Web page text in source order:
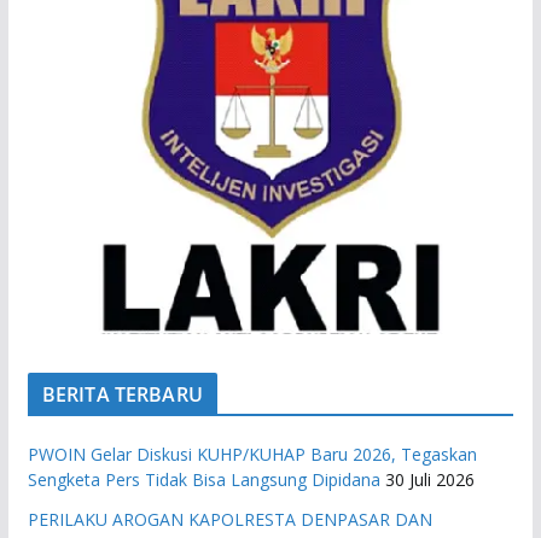
BERITA TERBARU
PWOIN Gelar Diskusi KUHP/KUHAP Baru 2026, Tegaskan
Sengketa Pers Tidak Bisa Langsung Dipidana 30 Juli 2026
PERILAKU AROGAN KAPOLRESTA DENPASAR DAN